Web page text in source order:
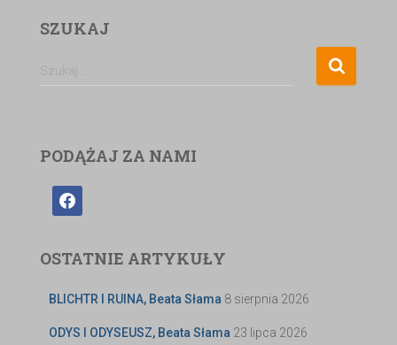
SZUKAJ
PODĄŻAJ ZA NAMI
OSTATNIE ARTYKUŁY
BLICHTR I RUINA, Beata Słama 8 sierpnia 2026
ODYS I ODYSEUSZ, Beata Słama 23 lipca 2026